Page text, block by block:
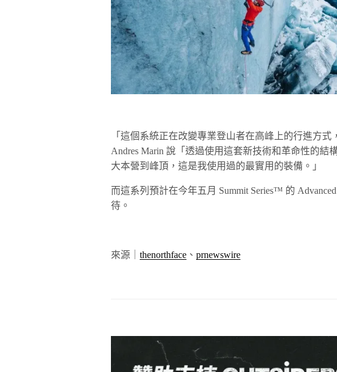
「這個系統正在改變專業登山者在高峰上的行進方
Andres Marin 說「透過使用這套新技術和革命性的
大本營到峰頂，這是我使用過的最實用的裝備。」
而這系列預計在今年五月 Summit Series™ 的
待。
來源｜ thenorthface 、 prnewswire